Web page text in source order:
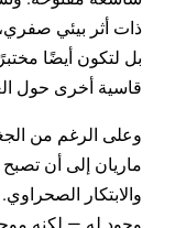
ذات أثر بيئي
بل لتكون أيضًا
قاسية أخرى حول
وعلى الرغم من
ماريان إلى أن
والابتكار